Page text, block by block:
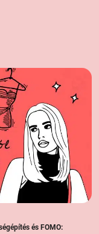
és FOMO: